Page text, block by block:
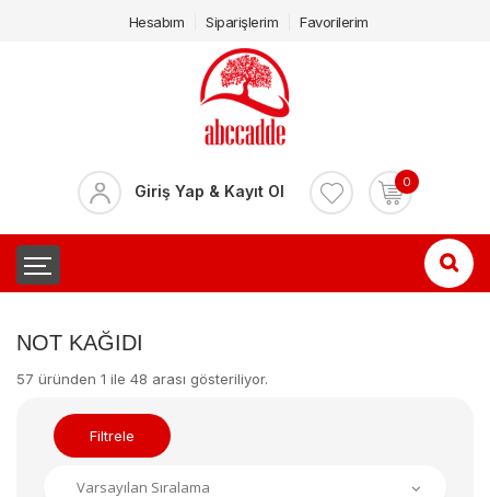
Hesabım Siparişlerim Favorilerim
Giriş Yap & Kayıt Ol 0
NOT KAĞIDI
57 üründen 1 ile 48 arası gösteriliyor.
Filtrele